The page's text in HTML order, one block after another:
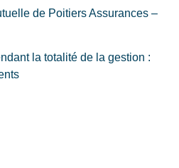
de Poitiers Assurances –
la totalité de la gestion :